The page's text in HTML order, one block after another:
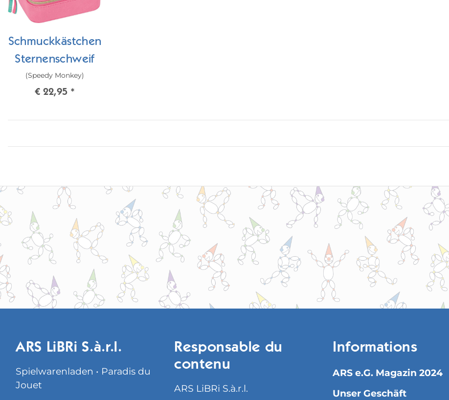
Schmuckkästchen
Sternenschweif
(Speedy Monkey)
€ 22,95 *
ARS LiBRi S.à.r.l.
Spielwarenladen • Paradis du
Jouet
Responsable du
contenu
ARS LiBRi S.à.r.l.
Informations
ARS e.G. Magazin 2024
Unser Geschäft